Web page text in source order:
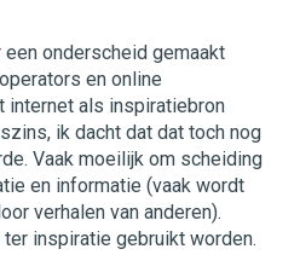
onderscheid gemaakt
en online
internet als inspiratiebron
ik dacht dat dat toch nog
Vaak moeilijk om scheiding
en informatie (vaak wordt
verhalen van anderen).
inspiratie gebruikt worden.